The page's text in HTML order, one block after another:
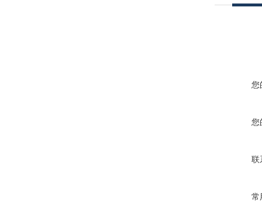
您
您
联
常